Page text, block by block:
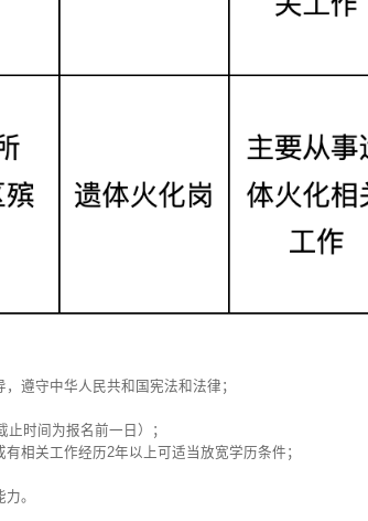
遵守中华人民共和国宪法和法律；
时间为报名前一日）；
相关工作经历2年以上可适当放宽学历条件；
。